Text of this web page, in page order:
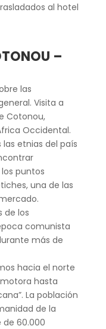
al hotel
–
las
Visita a
Cotonou,
Occidental.
etnias del país
puntos
una de las
de los
comunista
más de
hacia el norte
hasta
La población
de la
de 60.000